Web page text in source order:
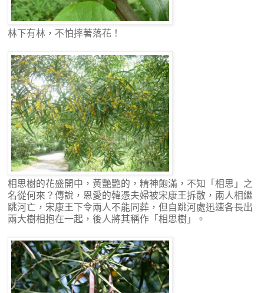
林下有林，不怕摔著落花！
相思樹的花盛開中，黃艷艷的，精神飽滿，不知「相思」之
名從何來？傳說，恩愛的韓憑夫婦被宋康王拆散，兩人相繼
跳河亡，宋康王下令兩人不能同葬，但自跳河處迅速各長出
兩大樹相抱在一起，後人將其稱作「相思樹」。